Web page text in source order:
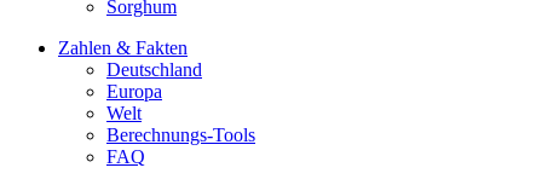
Sorghum
Zahlen & Fakten
Deutschland
Europa
Welt
Berechnungs-Tools
FAQ